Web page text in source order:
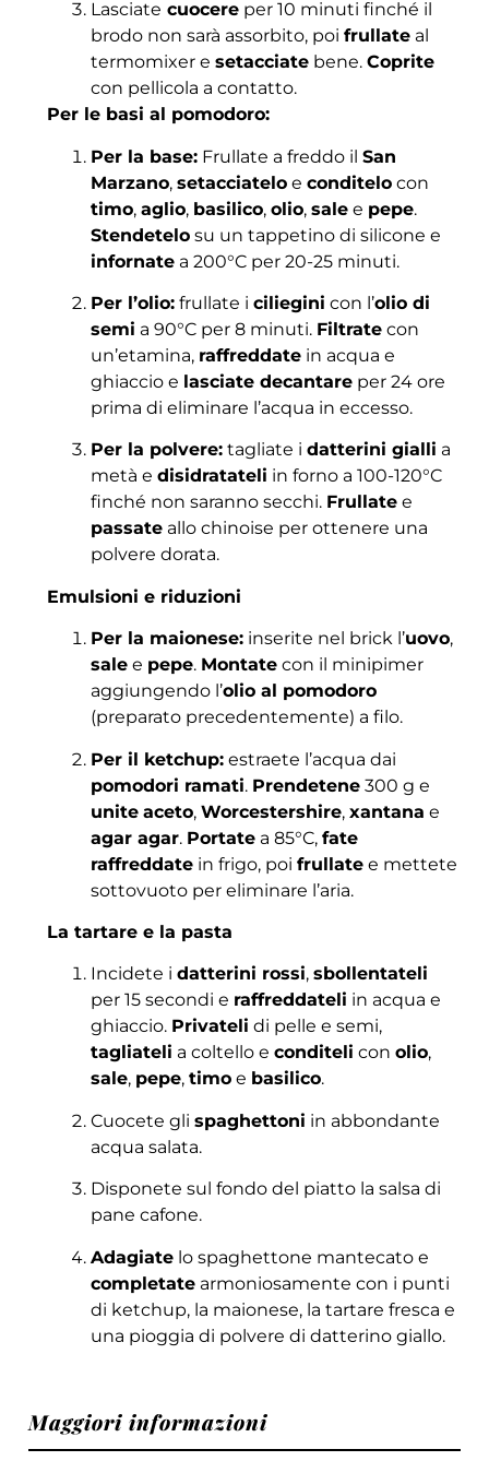
Lasciate cuocereper 10 minuti finché il
brodo non sarà assorbito, poi frullateal
termomixer e setacciatebene. Coprite
con pellicola a contatto.
Per le basi al pomodoro:
Per la base:Frullate a freddo il San
Marzano, setacciateloe conditelocon
timo, aglio, basilico, olio, salee pepe.
Stendetelosu un tappetino di silicone e
infornatea 200°C per 20-25 minuti.
Per l’olio:frullate i ciliegini con l’olio di
semi a 90°C per 8 minuti. Filtratecon
un’etamina, raffreddatein acqua e
ghiaccio e lasciate decantareper 24 ore
prima di eliminare l’acqua in eccesso.
Per la polvere:tagliate i datterini gialli a
metà e disidratateli in forno a 100-120°C
finché non saranno secchi. Frullatee
passateallo chinoise per ottenere una
polvere dorata.
Emulsioni e riduzioni
Per la maionese:inserite nel brick l’uovo,
salee pepe. Montatecon il minipimer
aggiungendo l’olio al pomodoro
(preparato precedentemente) a filo.
Per il ketchup:estraete l’acqua dai
pomodori ramati. Prendetene300 g e
unite aceto, Worcestershire, xantana e
agar agar. Portatea 85°C, fate
raffreddatein frigo, poi frullatee mettete
sottovuoto per eliminare l’aria.
La tartare e la pasta
Incidete i datterini rossi, sbollentateli
per 15 secondi e raffreddateli in acqua e
ghiaccio. Privateli di pelle e semi,
tagliateli a coltello e conditeli con olio,
sale, pepe, timoe basilico.
Cuocete gli spaghettoni in abbondante
acqua salata.
Disponete sul fondo del piatto la salsa di
pane cafone.
Adagiatelo spaghettone mantecato e
completatearmoniosamente con i punti
di ketchup, la maionese, la tartare fresca e
una pioggia di polvere di datterino giallo.
Maggiori informazioni